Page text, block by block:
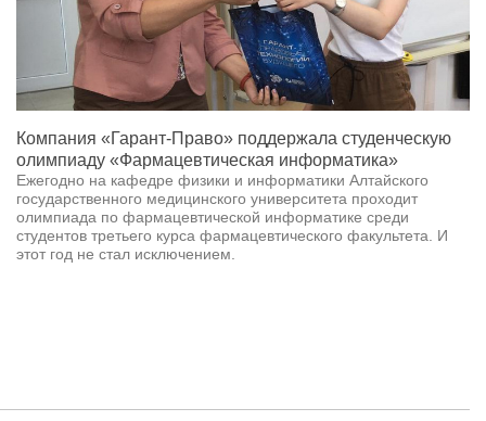
Компания «Гарант-Право» поддержала студенческую
олимпиаду «Фармацевтическая информатика»
Ежегодно на кафедре физики и информатики Алтайского
государственного медицинского университета проходит
олимпиада по фармацевтической информатике среди
студентов третьего курса фармацевтического факультета. И
этот год не стал исключением.